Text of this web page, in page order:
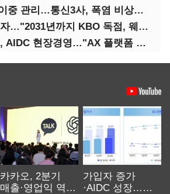
작업자·통신망 이중 관리…통신3사, 폭염 비상대응 돌입
티빙 첫 분기 흑자…"2031년까지 KBO 독점, 웨이브 합병도 속도"
박윤영 KT 대표, AIDC 현장경영…"AX 플랫폼 핵심 인프라로 키운다"
카카오, 2분기
매출·영업익 역대
가입자 증가
·AIDC 성장…